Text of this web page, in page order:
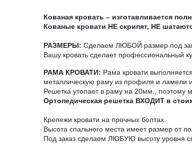
Кованая кровать – изготавливается
Кованые кровати НЕ скрипят, НЕ
РАЗМЕРЫ: Сделаем ЛЮБОЙ размер под
Вашу кровать сделает профессиональный
РАМА КРОВАТИ: Рама кровати
металлическую раму из профиля и ламели
Решетка утопает в раму на 20мм., поэтому
Ортопедическая решетка ВХОДИТ в
Крепежи кровати на прочных болтах.
Высота спального места имеет размер от
Под заказ сделаем ЛЮБУЮ высоту уровня